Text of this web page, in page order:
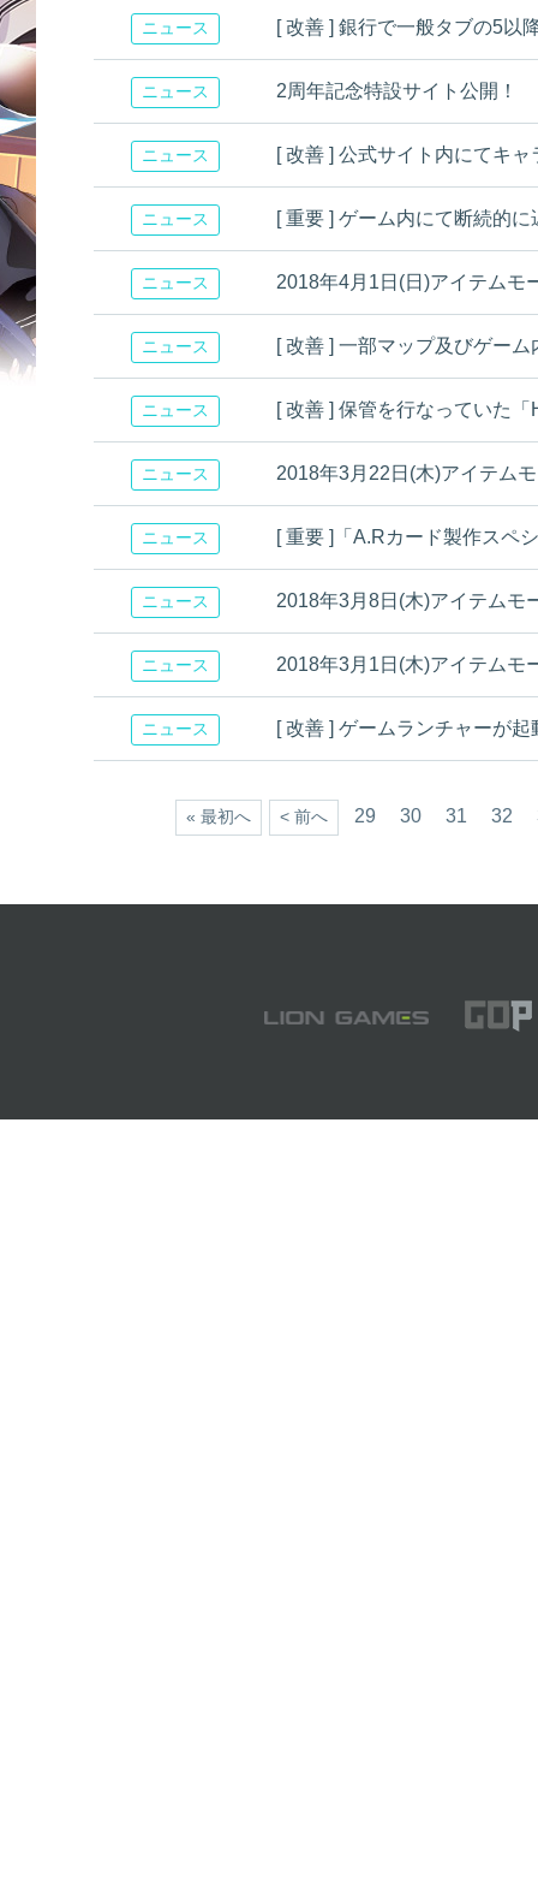
ニュース [ 改善 ] 銀行で一般タブの5以
ニュース 2周年記念特設サイト公開！
ニュース [ 改善 ] 公式サイト内にてキ
ニュース [ 重要 ] ゲーム内にて断続的
ニュース 2018年4月1日(日)アイテムモ
ニュース [ 改善 ] 一部マップ及びゲー
ニュース [ 改善 ] 保管を行なっていた
ニュース 2018年3月22日(木)アイテム
ニュース [ 重要 ]「A.Rカード製作ス
ニュース 2018年3月8日(木)アイテムモ
ニュース 2018年3月1日(木)アイテムモ
ニュース [ 改善 ] ゲームランチャーが
« 最初へ < 前へ 29 30 31 32